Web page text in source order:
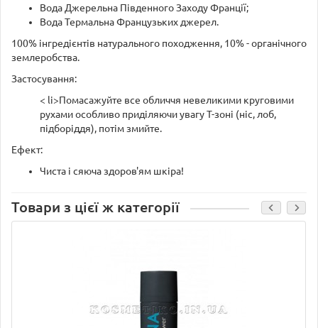
Вода Джерельна Південного Заходу Франції;
Вода Термальна Французьких джерел.
100% інгредієнтів натурального походження, 10% - органічного
землеробства.
Застосування:
< li>Помасажуйте все обличчя невеликими круговими
рухами особливо приділяючи увагу Т-зоні (ніс, лоб,
підборіддя), потім змийте.
Ефект:
Чиста і сяюча здоров'ям шкіра!
Товари з цієї ж категорії